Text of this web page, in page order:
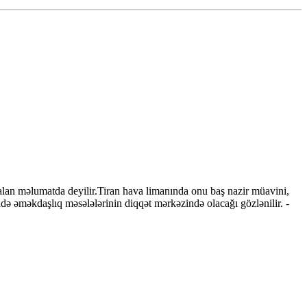
məlumatda deyilir.Tiran hava limanında onu baş nazir müavini,
əməkdaşlıq məsələlərinin diqqət mərkəzində olacağı gözlənilir. -